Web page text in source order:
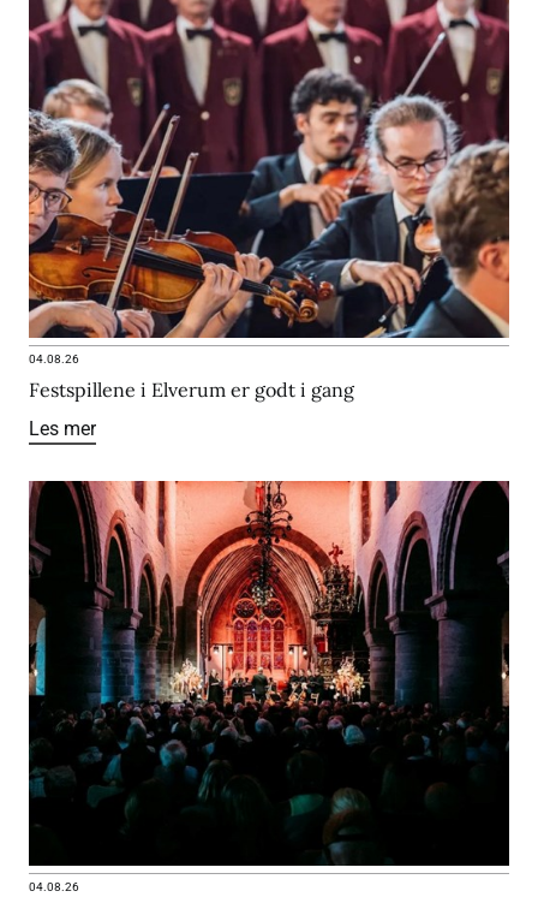
04.08.26
Festspillene i Elverum er godt i gang
Les mer
04.08.26